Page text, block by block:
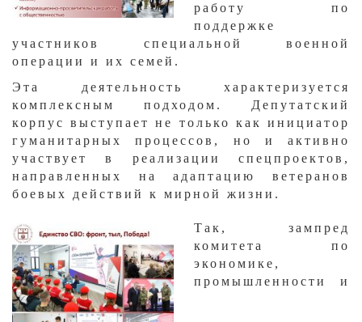
работу по
поддержке
участников специальной военной
операции и их семей.
Эта деятельность характеризуется
комплексным подходом. Депутатский
корпус выступает не только как инициатор
гуманитарных процессов, но и активно
участвует в реализации спецпроектов,
направленных на адаптацию ветеранов
боевых действий к мирной жизни.
Так, зампред
комитета по
экономике,
промышленности и